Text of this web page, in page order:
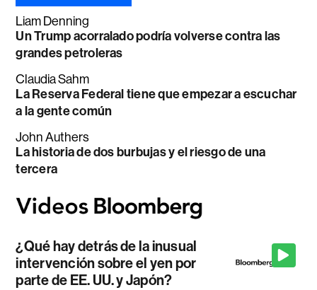
Liam Denning
Un Trump acorralado podría volverse contra las
grandes petroleras
Claudia Sahm
La Reserva Federal tiene que empezar a escuchar
a la gente común
John Authers
La historia de dos burbujas y el riesgo de una
tercera
¿Qué hay detrás de la inusual
intervención sobre el yen por
parte de EE. UU. y Japón?